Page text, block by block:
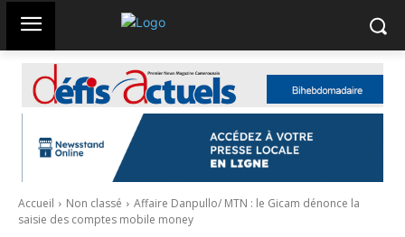
Accueil Non classé
Affaire Danpullo/ MTN : le Gicam dénonce la
saisie des comptes mobile money